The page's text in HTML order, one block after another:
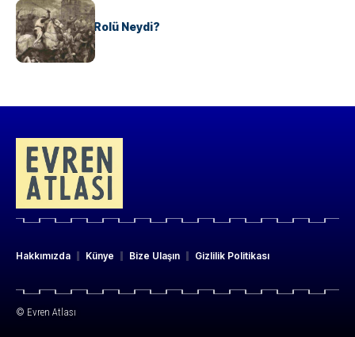
KÜLTÜR
Valdensler’in Rolü Neydi?
Hakkımızda Künye Bize Ulaşın Gizlilik Politikası
© Evren Atlası